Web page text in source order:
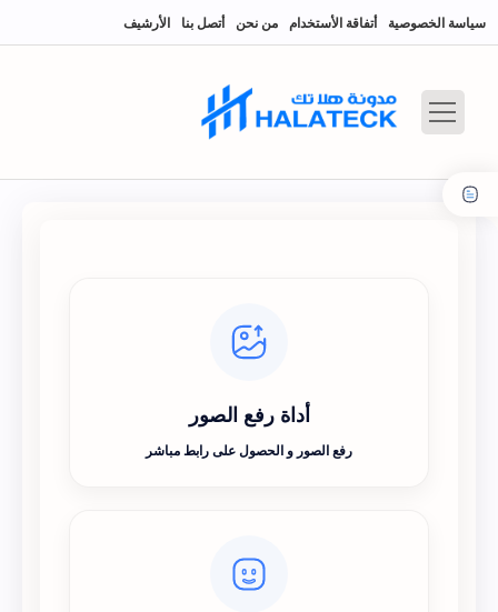
سياسة الخصوصية أتفاقة الأستخدام من نحن أتصل بنا الأرشيف
أداة رفع الصور
رفع الصور و الحصول على رابط مباشر